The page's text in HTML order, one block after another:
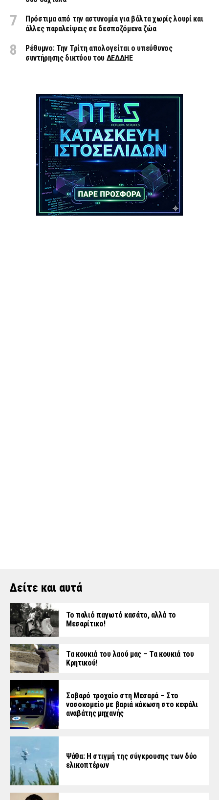
Πρόστιμα από την αστυνομία για βόλτα χωρίς λουρί και
άλλες παραλείψεις σε δεσποζόμενα ζώα
Ρέθυμνο: Την Τρίτη απολογείται ο υπεύθυνος
συντήρησης δικτύου του ΔΕΔΔΗΕ
Δείτε και αυτά
Το παλιό παγωτό κασάτο, αλλά το
Μεσαρίτικο!
Τα κουκιά του λαού μας – Τα κουκιά του
Κρητικού!
Σοβαρό τροχαίο στη Μεσαρά – Στο
νοσοκομείο με βαριά κάκωση στο κεφάλι
αναβάτης μηχανής
Ψάθα: Η στιγμή της σύγκρουσης των δύο
ελικοπτέρων